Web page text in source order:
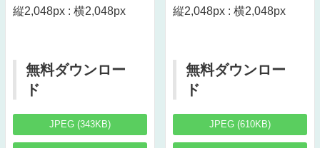
縦2,048px : 横2,048px
無料ダウンロー
ド
JPEG (343KB)
縦2,048px : 横2,048px
無料ダウンロー
ド
JPEG (610KB)